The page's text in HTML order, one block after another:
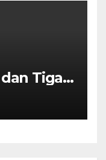
Tiga
Warga